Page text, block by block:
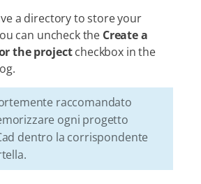
a directory to store your
can uncheck the Create a
the projectcheckbox in the
raccomandato
ogni progetto
dentro la corrispondente